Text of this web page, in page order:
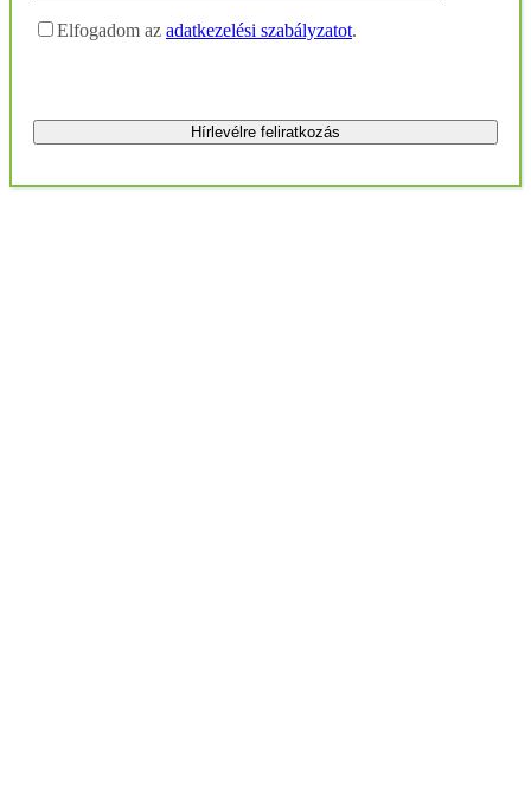
Elfogadom az adatkezelési szabályzatot.